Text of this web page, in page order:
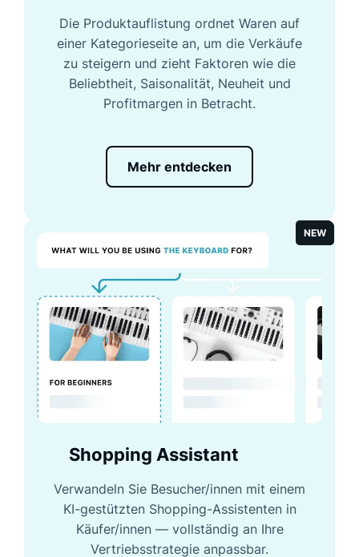
Die Produktauflistung ordnet Waren auf
einer Kategorieseite an, um die Verkäufe
zu steigern und zieht Faktoren wie die
Beliebtheit, Saisonalität, Neuheit und
Profitmargen in Betracht.
Mehr entdecken
NEW
Shopping Assistant
Verwandeln Sie Besucher/innen mit einem
KI-gestützten Shopping-Assistenten in
Käufer/innen — vollständig an Ihre
Vertriebsstrategie anpassbar.